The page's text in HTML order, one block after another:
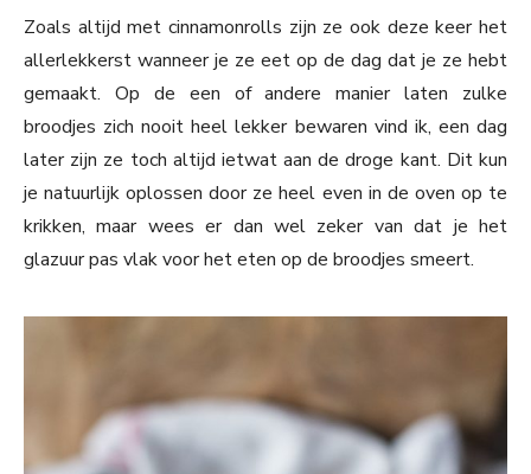
Zoals altijd met cinnamonrolls zijn ze ook deze keer het
allerlekkerst wanneer je ze eet op de dag dat je ze hebt
gemaakt. Op de een of andere manier laten zulke
broodjes zich nooit heel lekker bewaren vind ik, een dag
later zijn ze toch altijd ietwat aan de droge kant. Dit kun
je natuurlijk oplossen door ze heel even in de oven op te
krikken, maar wees er dan wel zeker van dat je het
glazuur pas vlak voor het eten op de broodjes smeert.